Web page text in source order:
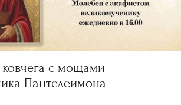
с мощами
Пантелеимона